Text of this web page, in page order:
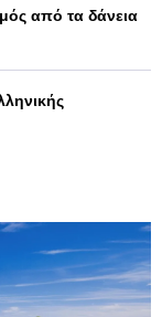
από τα δάνεια